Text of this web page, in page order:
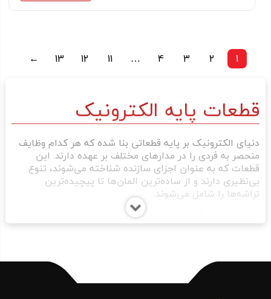
1
2
3
4
…
11
12
13
←
قطعات پایه الکترونیک
دنیای الکترونیک بر پایه قطعاتی بنا شده که هر کدام وظایف
منحصر به فردی را در مدارهای مختلف بر عهده دارند. این
قطعات که به عنوان اجزای سازنده شناخته می‌شوند، تنوع
بی‌نظیری دارند و از ساده‌ترین المان‌ها تا پیچیده‌ترین
تراشه‌ها را شامل می‌شوند.
در این میان، قطعات پایه یا بنیادی، نقش اساسی در ساخت
و عملکرد مدارهای الکترونیکی ایفا می‌کنند. این قطعات،
مقاومت‌ها، خازن‌ها، دیودها، ترانزیستورها و سلف‌ها، از جمله